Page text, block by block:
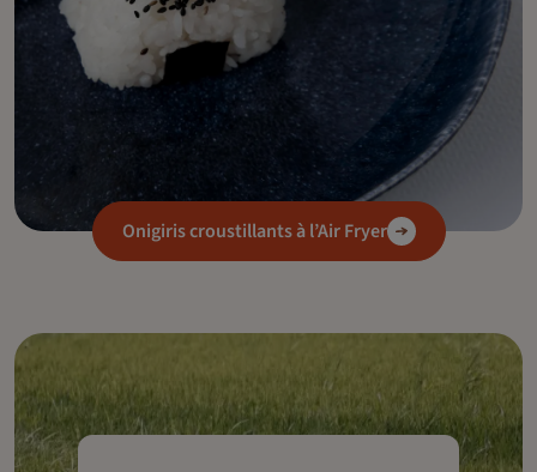
Onigiris croustillants à l’Air Fryer